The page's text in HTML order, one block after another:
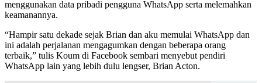
menggunakan data pribadi pengguna WhatsApp serta melemahkan
keamanannya.
“Hampir satu dekade sejak Brian dan aku memulai WhatsApp dan
ini adalah perjalanan mengagumkan dengan beberapa orang
terbaik,” tulis Koum di Facebook sembari menyebut pendiri
WhatsApp lain yang lebih dulu lengser, Brian Acton.